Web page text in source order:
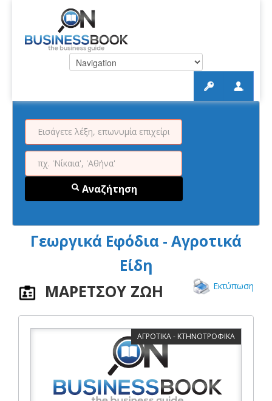
Αναζήτηση
Γεωργικά Εφόδια - Αγροτικά
Είδη
ΜΑΡΕΤΣΟΥ ΖΩΗ Εκτύπωση
ΑΓΡΟΤΙΚΑ - ΚΤΗΝΟΤΡΟΦΙΚΑ